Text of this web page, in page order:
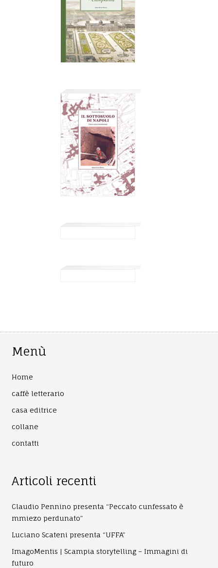
Menù
Home
caffè letterario
casa editrice
collane
contatti
Articoli recenti
Claudio Pennino presenta “Peccato cunfessato è
mmiezo perdunato”
Luciano Scateni presenta “UFFA”
ImagoMentis | Scampia storytelling – Immagini di
futuro